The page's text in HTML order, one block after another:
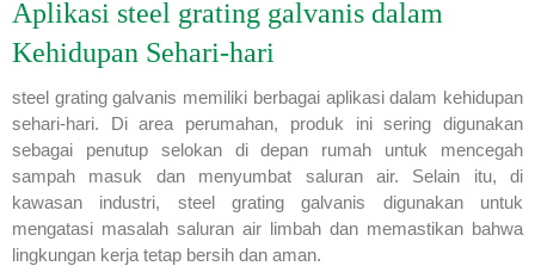
Aplikasi steel grating galvanis dalam
Kehidupan Sehari-hari
steel grating galvanis memiliki berbagai aplikasi dalam kehidupan
sehari-hari. Di area perumahan, produk ini sering digunakan
sebagai penutup selokan di depan rumah untuk mencegah
sampah masuk dan menyumbat saluran air. Selain itu, di
kawasan industri, steel grating galvanis digunakan untuk
mengatasi masalah saluran air limbah dan memastikan bahwa
lingkungan kerja tetap bersih dan aman.